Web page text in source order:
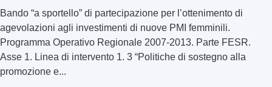
Bando “a sportello” di partecipazione per l’ottenimento di
agevolazioni agli investimenti di nuove PMI femminili.
Programma Operativo Regionale 2007-2013. Parte FESR.
Asse 1. Linea di intervento 1. 3 “Politiche di sostegno alla
promozione e...